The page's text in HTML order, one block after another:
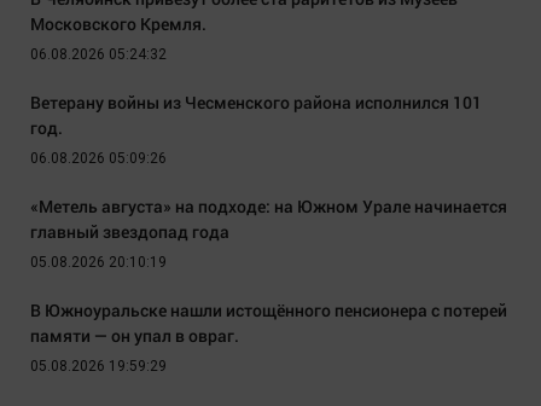
Московского Кремля.
06.08.2026 05:24:32
Ветерану войны из Чесменского района исполнился 101
год.
06.08.2026 05:09:26
«Метель августа» на подходе: на Южном Урале начинается
главный звездопад года
05.08.2026 20:10:19
В Южноуральске нашли истощённого пенсионера с потерей
памяти — он упал в овраг.
05.08.2026 19:59:29